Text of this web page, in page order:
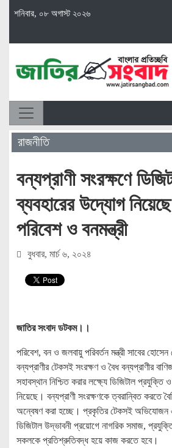
শনিবার, ০৮ অগাস্ট ২০২৬
রাজনীতি
বন্যপ্রাণী সংরক্ষণে
ব্যবহারের উদ্যোগ
পরিবেশ ও বনমন্ত্রী
বুধবার, মার্চ ৬, ২০২৪
জাতির সংবাদ ডটকম।।
পরিবেশ, বন ও জলবায়ু পরিবর্তন মন্ত্রী সাবের
বন্যপ্রাণীর টেকসই সংরক্ষণ ও বৈধ বন্যপ্রাণীর
সহাবস্থান নিশ্চিত করার লক্ষ্যে ডিজিটাল প্রযুক্তি
নিয়েছে। বন্যপ্রাণী সংরক্ষণকে ত্বরান্বিত করতে
অন্বেষণ করা হচ্ছে। প্রকৃতির টেকসই অভিযোজন
ডিজিটাল উদ্ভাবনী প্রয়োগে নাগরিক সমাজ,
সকলকে প্রতিশ্রুতিবদ্ধ হয়ে কাজ করতে হবে।